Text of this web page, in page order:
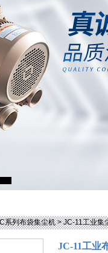
系列布袋集尘机>JC-11工业集
JC-11工业